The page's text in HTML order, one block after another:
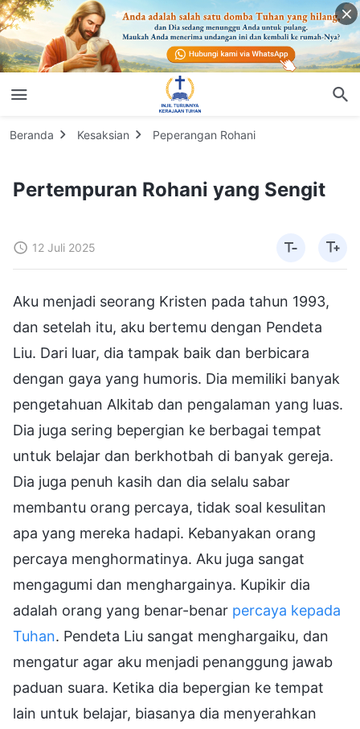
Beranda Kesaksian Peperangan Rohani
Pertempuran Rohani yang Sengit
12 Juli 2025
Aku menjadi seorang Kristen pada tahun 1993,
dan setelah itu, aku bertemu dengan Pendeta
Liu. Dari luar, dia tampak baik dan berbicara
dengan gaya yang humoris. Dia memiliki banyak
pengetahuan Alkitab dan pengalaman yang luas.
Dia juga sering bepergian ke berbagai tempat
untuk belajar dan berkhotbah di banyak gereja.
Dia juga penuh kasih dan dia selalu sabar
membantu orang percaya, tidak soal kesulitan
apa yang mereka hadapi. Kebanyakan orang
percaya menghormatinya. Aku juga sangat
mengagumi dan menghargainya. Kupikir dia
adalah orang yang benar-benar percaya kepada
Tuhan. Pendeta Liu sangat menghargaiku, dan
mengatur agar aku menjadi penanggung jawab
paduan suara. Ketika dia bepergian ke tempat
lain untuk belajar, biasanya dia menyerahkan